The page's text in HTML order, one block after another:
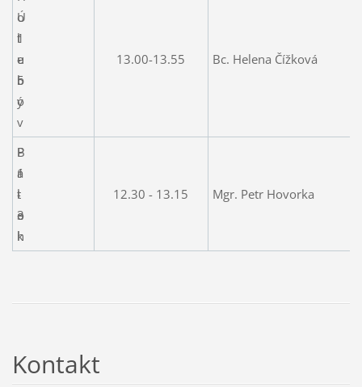
o
l
u
b
o
v
1
-
5
Ú
t
e
r
ý
13.00-13.55 Bc. Helena Čížková
B
r
l
o
h
1
-
3
P
á
t
e
k
12.30 - 13.15 Mgr. Petr Hovorka
Kontakt